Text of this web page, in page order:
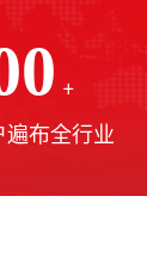
+
布全行业